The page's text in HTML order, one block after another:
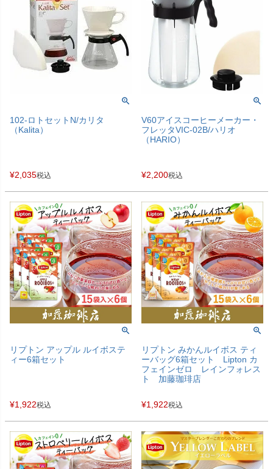
102-ロトセットN/カリタ
（Kalita）
¥2,035税込
V60アイスコーヒーメーカー・
フレッタVIC-02B/ハリオ
（HARIO）
¥2,200税込
リプトン アップル ルイボステ
ィー6箱セット
¥1,922税込
リプトン みかんルイボス ティ
ーバッグ6箱セット Lipton カ
フェインゼロ レインフォレス
ト 加藤珈琲店
¥1,922税込